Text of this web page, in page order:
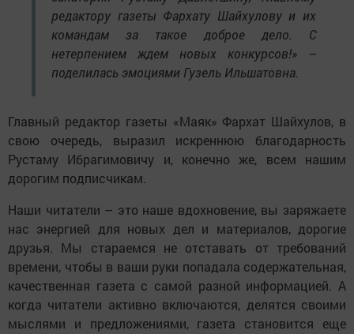
редактору газеты Фархату Шайхулову и их
командам за такое доброе дело. С
нетерпением ждем новых конкурсов!» –
поделилась эмоциями Гузель Ильшатовна.
Главный редактор газеты «Маяк» Фархат Шайхулов, в
свою очередь, выразил искреннюю благодарность
Рустаму Ибрагимовичу и, конечно же, всем нашим
дорогим подписчикам.
Наши читатели – это наше вдохновение, вы заряжаете
нас энергией для новых дел и материалов, дорогие
друзья. Мы стараемся не отставать от требований
времени, чтобы в ваши руки попадала содержательная,
качественная газета с самой разной информацией. А
когда читатели активно включаются, делятся своими
мыслями и предложениями, газета становится еще